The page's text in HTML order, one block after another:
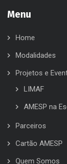
Menu
Home
Modalidades
Projetos e
LIMAF
AMESP na
Parceiros
Cartão AMESP
Quem Somos